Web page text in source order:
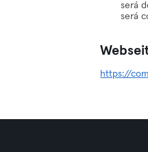
será
será
https://